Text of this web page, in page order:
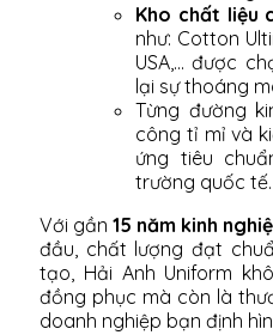
Kho chất liệu
như: Cotton
USA,... được
lại sự thoáng
Từng đường
công tỉ mỉ và
ứng tiêu
trường quốc tế.
Với gần 15 năm kinh
đầu, chất lượng đạt
tạo, Hải Anh Uniform
đồng phục mà còn là
doanh nghiệp bạn định